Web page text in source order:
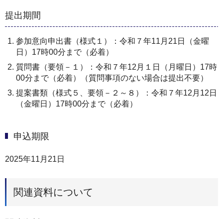
提出期間
参加意向申出書（様式１）：令和７年11月21日（金曜
日）17時00分まで（必着）
質問書（要領－１）：令和７年12月１日（月曜日）17時
00分まで（必着）（質問事項のない場合は提出不要）
提案書類（様式５、要領－２～８）：令和７年12月12日
（金曜日）17時00分まで（必着）
申込期限
2025年11月21日
関連資料について